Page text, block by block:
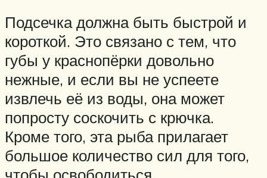
Подсечка должна быть быстрой и
короткой. Это связано с тем, что
губы у краснопёрки довольно
нежные, и если вы не успеете
извлечь её из воды, она может
попросту соскочить с крючка.
Кроме того, эта рыба прилагает
большое количество сил для того,